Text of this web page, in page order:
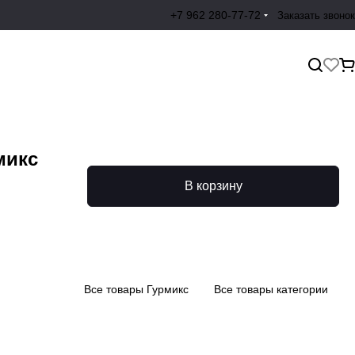
+7 962 280-77-72 Заказать звонок
В корзину
Все товары Гурмикс Все товары категории